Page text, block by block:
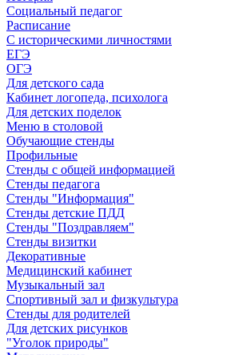
Социальный педагог
Расписание
С историческими личностями
ЕГЭ
ОГЭ
Для детского сада
Кабинет логопеда, психолога
Для детских поделок
Меню в столовой
Обучающие стенды
Профильные
Стенды с общей информацией
Стенды педагога
Стенды "Информация"
Стенды детские ПДД
Стенды "Поздравляем"
Стенды визитки
Декоративные
Медицинский кабинет
Музыкальный зал
Спортивный зал и физкультура
Стенды для родителей
Для детских рисунков
"Уголок природы"